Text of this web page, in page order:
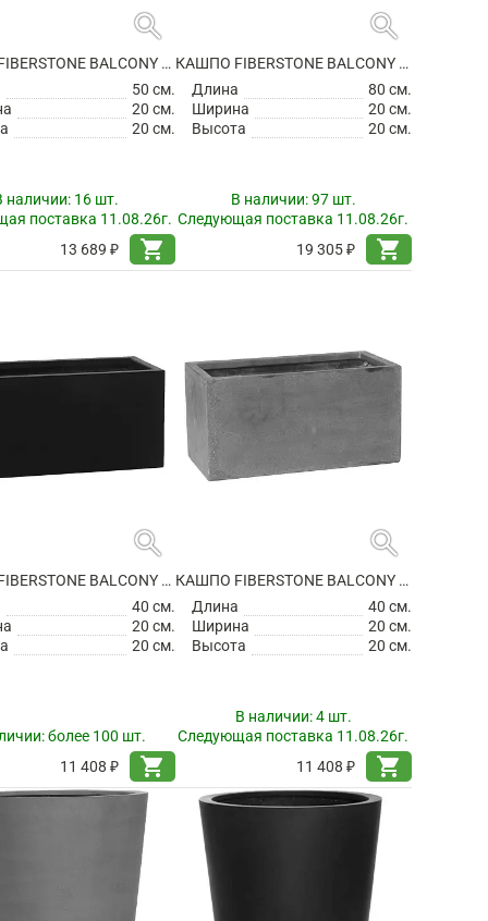
search
КАШПО FIBERSTONE BALCONY S, TAUPE
50 см.
20 см.
20 см.
наличии: 16 шт.
поставка 11.08.26г.
13 689 ₽
shopping_cart
search
КАШПО FIBERSTONE BALCONY XL BLACK
Длина
80 см.
Ширина
20 см.
Высота
20 см.
В наличии:97 шт.
Следующая поставка 11.08.26г.
19 305 ₽
shopping_cart
search
КАШПО FIBERSTONE BALCONY XS BLACK
40 см.
20 см.
20 см.
более 100 шт.
11 408 ₽
shopping_cart
search
КАШПО FIBERSTONE BALCONY XS GREY
Длина
40 см.
Ширина
20 см.
Высота
20 см.
В наличии:4 шт.
Следующая поставка 11.08.26г.
11 408 ₽
shopping_cart